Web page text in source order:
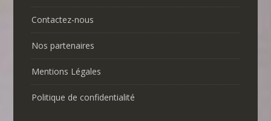
Contactez-nous
Nos partenaires
Mentions Légales
Politique de confidentialité